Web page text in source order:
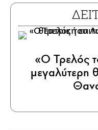
«Ο Τρελός
μεγαλύτερη